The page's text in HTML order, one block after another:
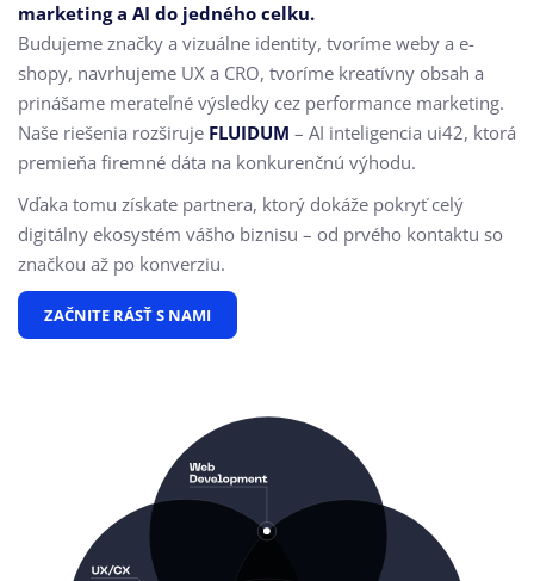
marketing a AI do jedného celku.
Budujeme značky a vizuálne identity, tvoríme weby a e-
shopy, navrhujeme UX a CRO, tvoríme kreatívny obsah a
prinášame merateľné výsledky cez performance marketing.
Naše riešenia rozširuje FLUIDUM – AI inteligencia ui42, ktorá
premieňa firemné dáta na konkurenčnú výhodu.
Vďaka tomu získate partnera, ktorý dokáže pokryť celý
digitálny ekosystém vášho biznisu – od prvého kontaktu so
značkou až po konverziu.
ZAČNITE RÁSŤ S NAMI